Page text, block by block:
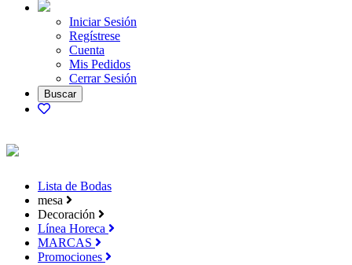
Iniciar Sesión
Regístrese
Cuenta
Mis Pedidos
Cerrar Sesión
Lista de Bodas
mesa
Decoración
Línea Horeca
MARCAS
Promociones